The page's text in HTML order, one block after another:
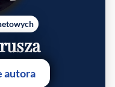
autora